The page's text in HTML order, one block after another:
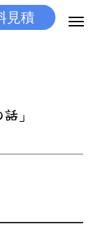
見積
」